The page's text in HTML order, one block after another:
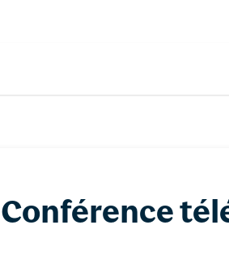
Conférence